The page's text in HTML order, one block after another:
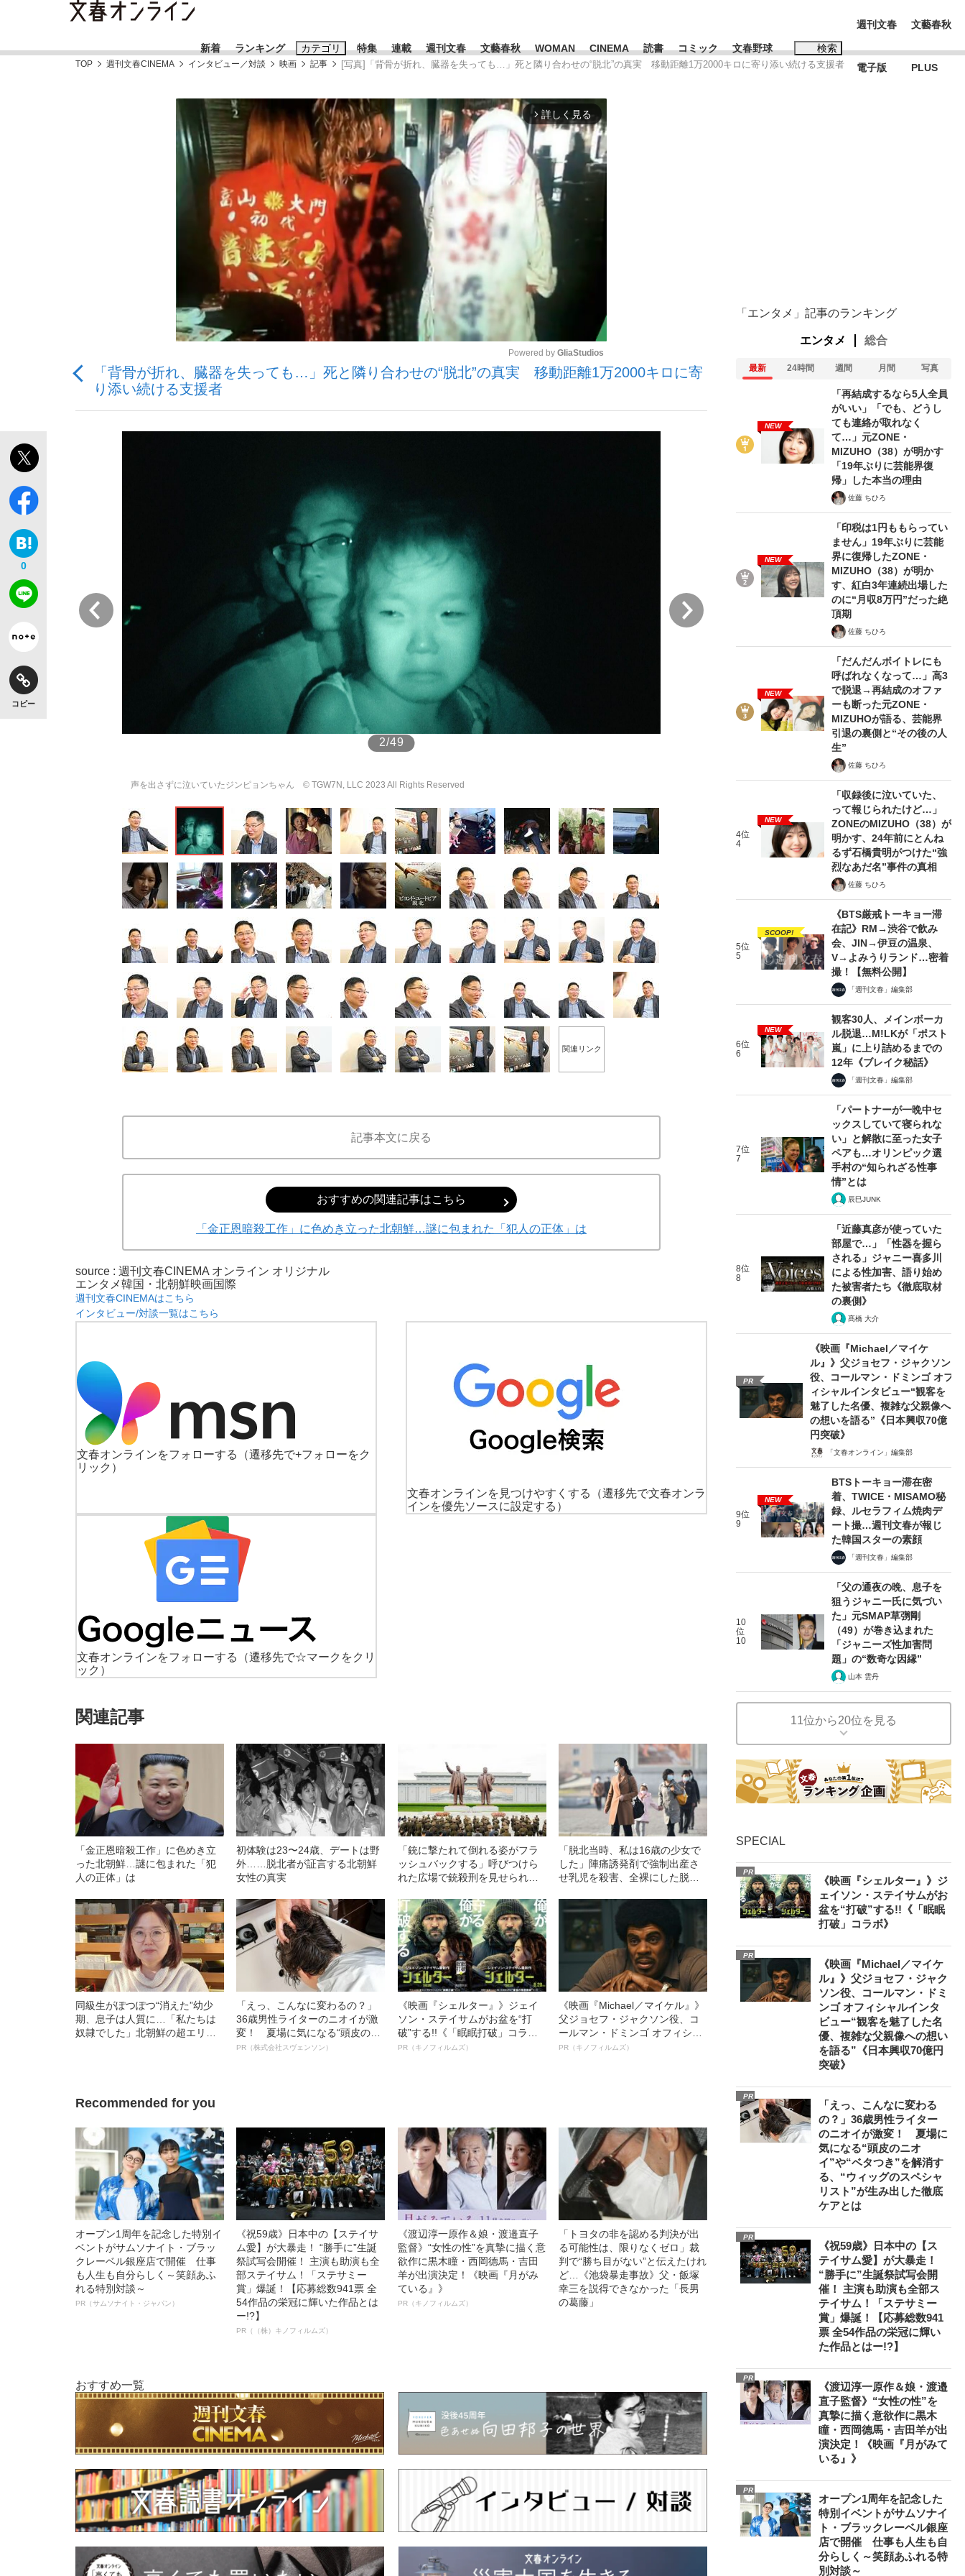
新着 ランキング カテゴリ
《BTS厳戒トーキョー滞在記》RM→渋谷で飲み会、JIN→伊豆の... 「90%は失敗する。でも…」本田圭佑が初めて明かした日本代表監督に...
「敗因分析は一切聞かれなかった」侍ジャパン選手が証言した“NPB聞...
「クマが悪者扱いされているのが悲しい」『北の国から』倉本聰氏（91...
もっと見る
特集
観る将棋、読む将棋
キングの誕生を、目撃せよ。
もっと見る
連載 週刊文春 文藝春秋 WOMAN CINEMA 読書 コミック 文春野球 検索
おすすめのキーワードタグ一覧
#藤田晋 #三山凌輝 #高市早苗 #後藤真希 #森岡毅 #城彰二 #内田有紀
#玉木雄一郎
#亀和田武
週刊文春
電子版
文藝春秋
PLUS
TOP 週刊文春CINEMA インタビュー／対談 映画 記事 [写真]「背骨が折れ、臓器を失っても…」死と隣り合わせの“脱北”の真実 移動距離1万2000キロに寄り添い続ける支援者
arrow_forward_ios 詳しく見る
Powered by GliaStudios
「背骨が折れ、臓器を失っても…」死と隣り合わせの“脱北”の真実 移動距離1万2000キロに寄
り添い続ける支援者
0
コピー
2/49
声を出さずに泣いていたジンピョンちゃん © TGW7N, LLC 2023 All Rights Reserved
3/49
関連リンク
記事本文に戻る
おすすめの関連記事はこちら
「金正恩暗殺工作」に色めき立った北朝鮮…謎に包まれた「犯人の正体」は
source : 週刊文春CINEMA オンライン オリジナル
エンタメ韓国・北朝鮮映画国際
週刊文春CINEMAはこちら
インタビュー/対談一覧はこちら
文春オンラインをフォローする
（遷移先で+フォローをク
リック）
文春オンラインを見つけやすくする
（遷移先で文春オンラ
インを優先ソースに設定する）
文春オンラインをフォローする
（遷移先で☆マークをクリ
ック）
関連記事
「金正恩暗殺工作」に色めき立
った北朝鮮…謎に包まれた「犯
人の正体」は
初体験は23〜24歳、デートは野
外……脱北者が証言する北朝鮮
女性の真実
「銃に撃たれて倒れる姿がフラ
ッシュバックする」呼びつけら
れた広場で銃殺刑を見せられ…
たちの“トラウマ”
「脱北当時、私は16歳の少女で
した」陣痛誘発剤で強制出産さ
せ乳児を殺害、全裸にした脱北
躙社会”と国連に出された“虚偽”
同級生がぽつぽつ“消えた”幼少
期、息子は人質に…「私たちは
奴隷でした」北朝鮮の超エリー
「えっ、こんなに変わるの？」
36歳男性ライターのニオイが激
変！ 夏場に気になる“頭皮のニ
オイ”や“ベタつき”を解消す
PR（株式会社スヴェンソン）
《映画『シェルター』》ジェイ
ソン・ステイサムがお盆を“打
破”する!!《「眠眠打破」コラ
ボ》
PR（キノフィルムズ）
《映画『Michael／マイケル』》
父ジョセフ・ジャクソン役、コ
ールマン・ドミンゴ オフィシャ
ルインタビュー“観客を魅了した
PR（キノフィルムズ）
Recommended for you
オープン1周年を記念した特別イ
ベントがサムソナイト・ブラッ
クレーベル銀座店で開催 仕事
も人生も自分らしく～笑顔あふ
れる特別対談～
PR（サムソナイト・ジャパン）
《祝59歳》日本中の【ステイサ
ム愛】が大暴走！ “勝手に”生誕
祭試写会開催！ 主演も助演も全
部ステイサム！「ステサミー
賞」爆誕！【応募総数941票 全
54作品の栄冠に輝いた作品とは
ー!?】
PR（（株）キノフィルムズ）
《渡辺淳一原作＆娘・渡邉直子
監督》“女性の性”を真摯に描く意
欲作に黒木瞳・西岡德馬・吉田
羊が出演決定！《映画『月がみ
ている』》
PR（キノフィルムズ）
「トヨタの非を認める判決が出
る可能性は、限りなくゼロ」裁
判で“勝ち目がない”と伝えたけれ
ど…《池袋暴走事故》父・飯塚
幸三を説得できなかった「長男
の葛藤」
おすすめ一覧
「エンタメ」記事のランキング
エンタメ 総合
最新 24時間 週間 月間 写真
NEW
「再結成するなら5人全員
がいい」「でも、どうし
ても連絡が取れなく
て…」元ZONE・
MIZUHO（38）が明かす
「19年ぶりに芸能界復
帰」した本当の理由
佐藤 ちひろ
NEW
「印税は1円ももらってい
ません」19年ぶりに芸能
界に復帰したZONE・
MIZUHO（38）が明か
す、紅白3年連続出場した
のに“月収8万円”だった絶
頂期
佐藤 ちひろ
NEW
「だんだんボイトレにも
呼ばれなくなって…」高3
で脱退→再結成のオファ
ーも断った元ZONE・
MIZUHOが語る、芸能界
引退の裏側と“その後の人
生”
佐藤 ちひろ
4位
4
NEW
「収録後に泣いていた、
って報じられたけど…」
ZONEのMIZUHO（38）が
明かす、24年前にとんね
るず石橋貴明がつけた“強
烈なあだ名”事件の真相
佐藤 ちひろ
5位
5
SCOOP!
《BTS厳戒トーキョー滞
在記》RM→渋谷で飲み
会、JIN→伊豆の温泉、
V→よみうりランド…密着
撮！【無料公開】
「週刊文春」編集部
6位
6
NEW
観客30人、メインボーカ
ル脱退…M!LKが「ポスト
嵐」に上り詰めるまでの
12年《ブレイク秘話》
「週刊文春」編集部
7位
7
「パートナーが一晩中セ
ックスしていて寝られな
い」と解散に至った女子
ペアも…オリンピック選
手村の“知られざる性事
情”とは
辰巳JUNK
8位
8
「近藤真彦が使っていた
部屋で…」「性器を握ら
される」ジャニー喜多川
による性加害、語り始め
た被害者たち《徹底取材
の裏側》
髙橋 大介
PR
《映画『Michael／マイケ
ル』》父ジョセフ・ジャクソン
役、コールマン・ドミンゴ オフ
ィシャルインタビュー“観客を
魅了した名優、複雑な父親像へ
の想いを語る”《日本興収70億
円突破》
「文春オンライン」編集部
9位
9
NEW
BTSトーキョー滞在密
着、TWICE・MISAMO秘
録、ルセラフィム焼肉デ
ート撮…週刊文春が報じ
た韓国スターの素顔
「週刊文春」編集部
10
位
10
「父の通夜の晩、息子を
狙うジャニー氏に気づい
た」元SMAP草彅剛
（49）が巻き込まれた
「ジャニーズ性加害問
題」の“数奇な因縁”
山本 雲丹
11位から20位を見る
SPECIAL
PR
《映画『シェルター』》ジ
ェイソン・ステイサムがお
盆を“打破”する!!《「眠眠
打破」コラボ》
PR
《映画『Michael／マイケ
ル』》父ジョセフ・ジャク
ソン役、コールマン・ドミ
ンゴ オフィシャルインタ
ビュー“観客を魅了した名
優、複雑な父親像への想い
を語る”《日本興収70億円
突破》
PR
「えっ、こんなに変わる
の？」36歳男性ライター
のニオイが激変！ 夏場に
気になる“頭皮のニオ
イ”や“ベタつき”を解消す
る、“ウィッグのスペシャ
リスト”が生み出した徹底
ケアとは
PR
《祝59歳》日本中の【ス
テイサム愛】が大暴走！
“勝手に”生誕祭試写会開
催！ 主演も助演も全部ス
テイサム！「ステサミー
賞」爆誕！【応募総数941
票 全54作品の栄冠に輝い
た作品とはー!?】
PR
《渡辺淳一原作＆娘・渡邉
直子監督》“女性の性”を
真摯に描く意欲作に黒木
瞳・西岡德馬・吉田羊が出
演決定！《映画『月がみて
いる』》
PR
オープン1周年を記念した
特別イベントがサムソナイ
ト・ブラックレーベル銀座
店で開催 仕事も人生も自
分らしく～笑顔あふれる特
別対談～